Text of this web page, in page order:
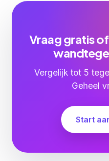
Vraag gratis
Vergelijk tot 5
Geheel
Start